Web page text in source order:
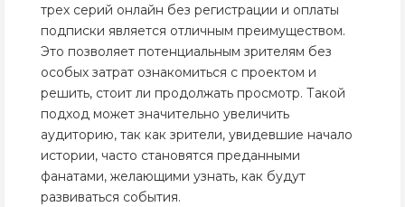
трех серий онлайн без регистрации и оплаты
подписки является отличным преимуществом.
Это позволяет потенциальным зрителям без
особых затрат ознакомиться с проектом и
решить, стоит ли продолжать просмотр. Такой
подход может значительно увеличить
аудиторию, так как зрители, увидевшие начало
истории, часто становятся преданными
фанатами, желающими узнать, как будут
развиваться события.